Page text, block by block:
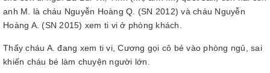
anh M. là cháu Nguyễn Hoàng Q. (SN 2012) và cháu Nguyễn
Hoàng A. (SN 2015) xem ti vi ở phòng khách.
Thấy cháu A. đang xem ti vi, Cương gọi cô bé vào phòng ngủ, sai
khiến cháu bé làm chuyện người lớn.